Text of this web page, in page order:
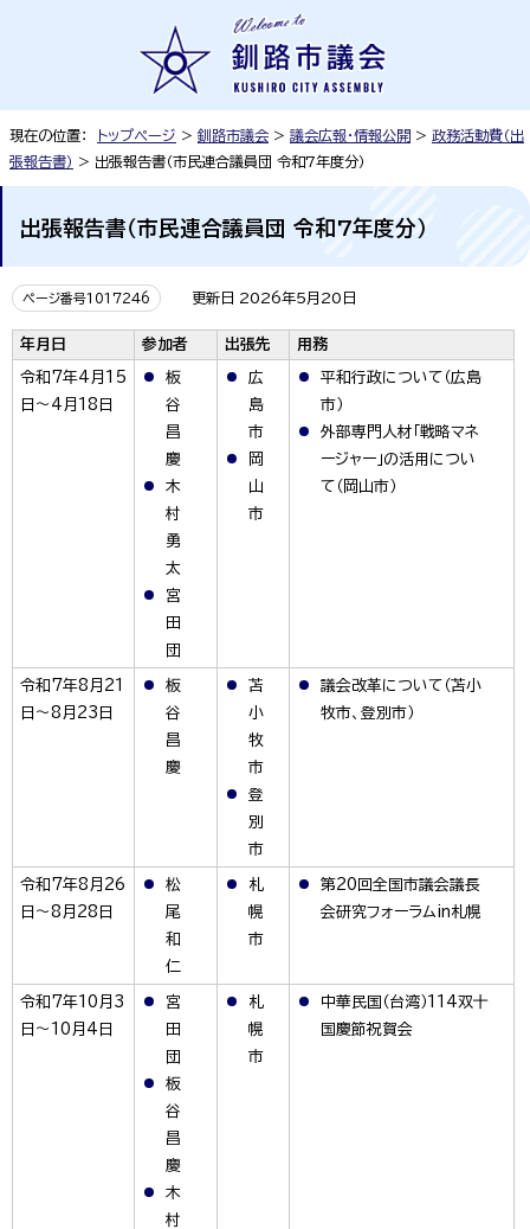
現在の位置： トップページ > 釧路市議会 > 議会広報・情報公開 > 政務活動費（出
張報告書） > 出張報告書（市民連合議員団 令和7年度分）
出張報告書（市民連合議員団 令和7年度分）
ページ番号1017246 更新日 2026年5月20日
年月日 参加者 出張先 用務
令和7年4月15
日～4月18日
板
谷
昌
慶
木
村
勇
太
宮
田
団
広
島
市
岡
山
市
平和行政について（広島
市）
外部専門人材「戦略マネ
ージャー」の活用につい
て（岡山市）
令和7年8月21
日～8月23日
板
谷
昌
慶
苫
小
牧
市
登
別
市
議会改革について（苫小
牧市、登別市）
令和7年8月26
日～8月28日
松
尾
和
仁
札
幌
市
第20回全国市議会議長
会研究フォーラムin札幌
令和7年10月3
日～10月4日
宮
田
団
板
谷
昌
慶
木
村
札
幌
市
中華民国（台湾）114双十
国慶節祝賀会